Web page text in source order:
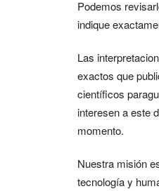
Podemos
indique
Las
exactos que
científicos
interesen a este
momento.
Nuestra misión
tecnología y